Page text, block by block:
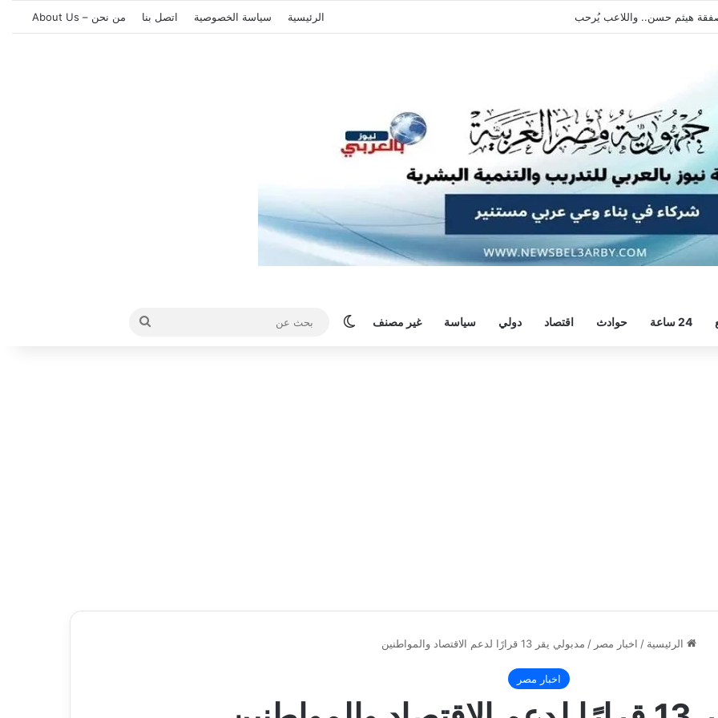
بالعودة الفورية للتدريبات الرئيسية سياسة الخصوصية اتصل بنا من نحن – About Us
24 ساعة حوادث اقتصاد دولي سياسة غير مصنف الوضع المظلم
بحث
الرئيسية / اخبار مصر / مدبولي يقر 13 قرارًا لدعم الاقتصاد والمواطنين
اخبار مصر